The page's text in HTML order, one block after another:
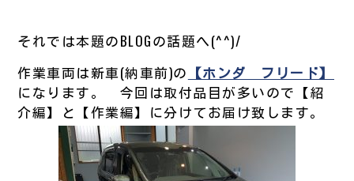
それでは本題のBLOGの話題へ(^^)/
作業車両は新車(納車前)の 【ホンダ フリード】
になります。 今回は取付品目が多いので【紹
介編】と【作業編】に分けてお届け致します。